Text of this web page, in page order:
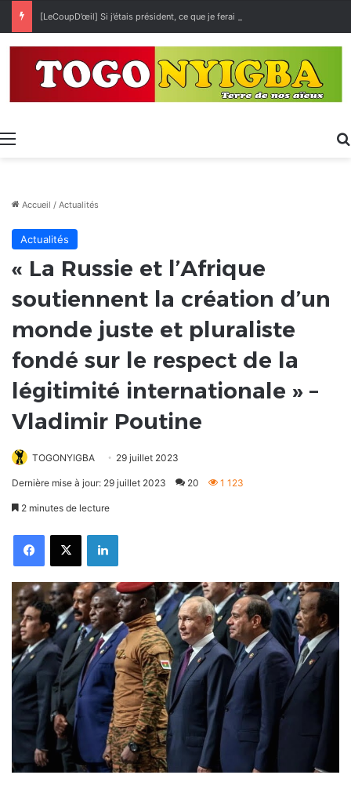
[LeCoupD’œil] Si j’étais président, ce que je ferai des « Évalas »
Menu
Accueil / Actualités
Actualités
« La Russie et l’Afrique
soutiennent la création d’un
monde juste et pluraliste
fondé sur le respect de la
légitimité internationale » –
Vladimir Poutine
TOGONYIGBA 29 juillet 2023
Dernière mise à jour: 29 juillet 2023 20 1 123
2 minutes de lecture
FacebookX Linkedin